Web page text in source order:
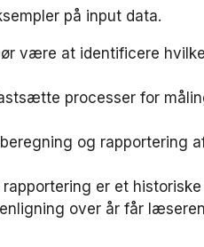
på input data.
være at identificere
processer for
og rapportering
er et
over år får